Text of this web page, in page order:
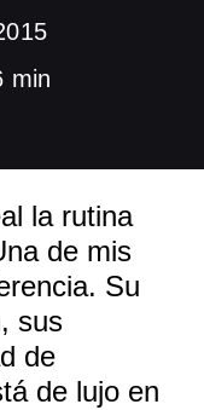
min
la rutina
de mis
Su
sus
de
de lujo en